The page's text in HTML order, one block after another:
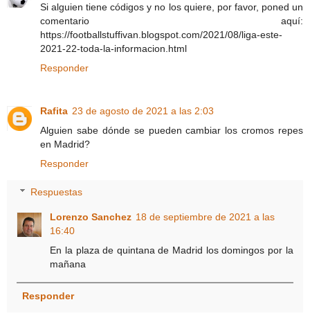
Si alguien tiene códigos y no los quiere, por favor, poned un
comentario aquí:
https://footballstuffivan.blogspot.com/2021/08/liga-este-
2021-22-toda-la-informacion.html
Responder
Rafita 23 de agosto de 2021 a las 2:03
Alguien sabe dónde se pueden cambiar los cromos repes
en Madrid?
Responder
Respuestas
Lorenzo Sanchez 18 de septiembre de 2021 a las
16:40
En la plaza de quintana de Madrid los domingos por la
mañana
Responder